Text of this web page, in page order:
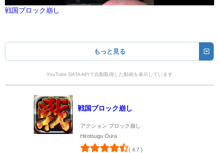
戦国ブロック崩し
もっと見る
YouTube DATA APIで自動取得した動画を表示しています
戦国ブロック崩し
アクション ブロック崩し
Hirotsugu Oura
( 4.7 )